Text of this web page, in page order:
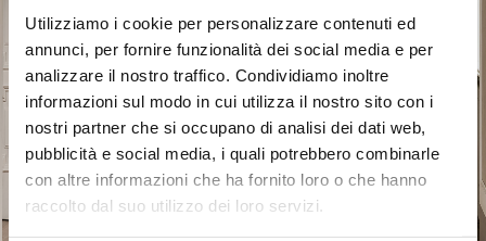
Utilizziamo i cookie per personalizzare contenuti ed
annunci, per fornire funzionalità dei social media e per
analizzare il nostro traffico. Condividiamo inoltre
informazioni sul modo in cui utilizza il nostro sito con i
nostri partner che si occupano di analisi dei dati web,
pubblicità e social media, i quali potrebbero combinarle
con altre informazioni che ha fornito loro o che hanno
raccolto dal suo utilizzo dei loro servizi.